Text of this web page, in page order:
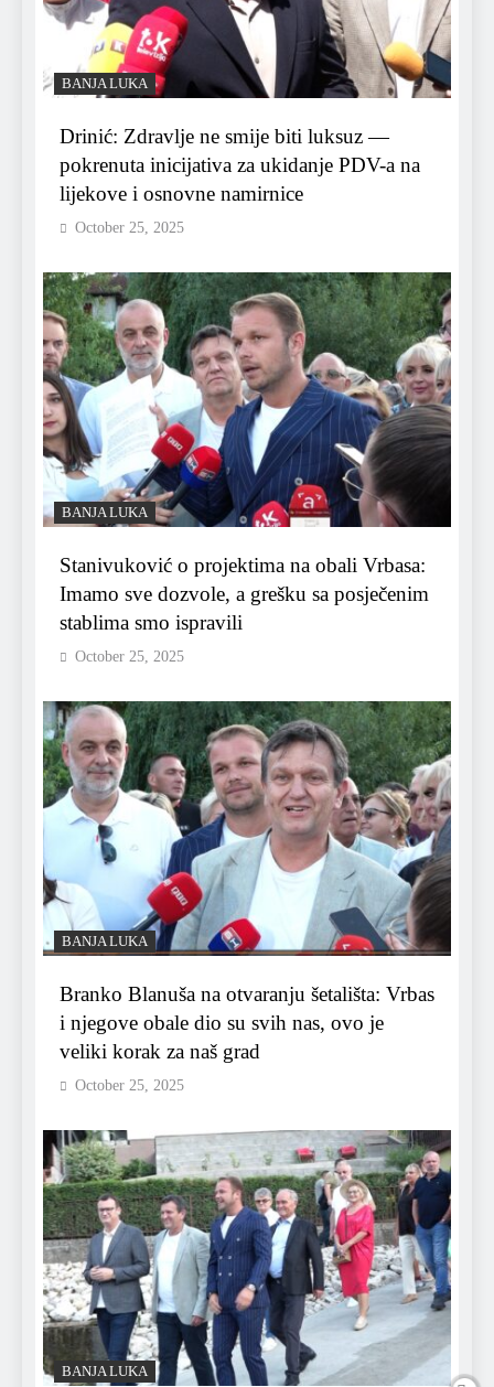
BANJA LUKA
Drinić: Zdravlje ne smije biti luksuz —
pokrenuta inicijativa za ukidanje PDV-a na
lijekove i osnovne namirnice
October 25, 2025
BANJA LUKA
Stanivuković o projektima na obali Vrbasa:
Imamo sve dozvole, a grešku sa posječenim
stablima smo ispravili
October 25, 2025
BANJA LUKA
Branko Blanuša na otvaranju šetališta: Vrbas
i njegove obale dio su svih nas, ovo je
veliki korak za naš grad
October 25, 2025
BANJA LUKA